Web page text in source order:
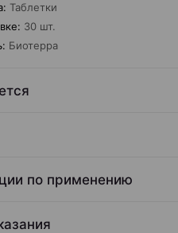
: Таблетки
: 30 шт.
: Биотерра
по применению